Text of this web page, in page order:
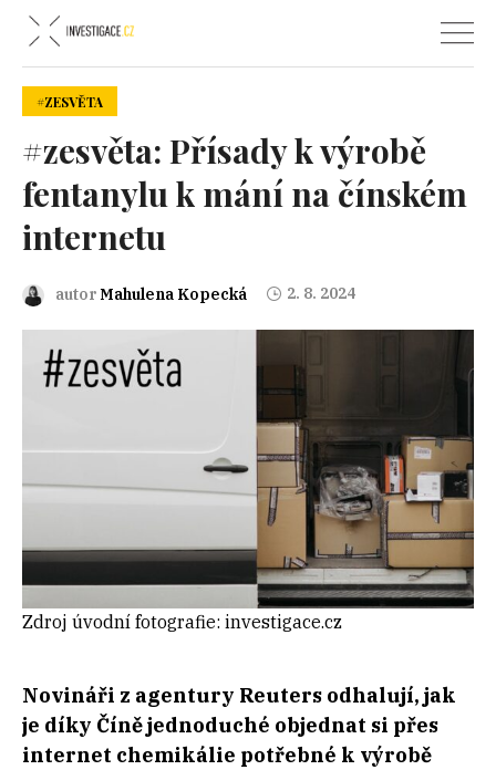
#ZESVĚTA
#zesvěta: Přísady k výrobě
fentanylu k mání na čínském
internetu
autorMahulena Kopecká 2. 8. 2024
Zdroj úvodní fotografie: investigace.cz
Novináři z agentury Reuters odhalují, jak
je díky Číně jednoduché objednat si přes
internet chemikálie potřebné k výrobě